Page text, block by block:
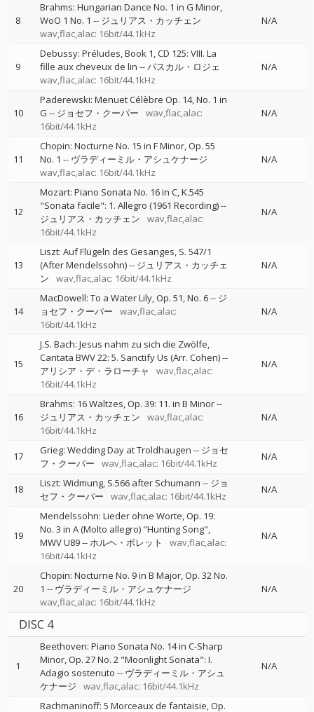
8
Brahms: Hungarian Dance No. 1 in G Minor,
WoO 1 No. 1 -- ジュリアス・カッチェン
wav,flac,alac: 16bit/44.1kHz
N/A
9
Debussy: Préludes, Book 1, CD 125: VIII. La
fille aux cheveux de lin --パスカル・ロジェ
wav,flac,alac: 16bit/44.1kHz
N/A
10
Paderewski: Menuet Célèbre Op. 14, No. 1 in
G -- ジョセフ・クーパー
wav,flac,alac:
16bit/44.1kHz
N/A
11
Chopin: Nocturne No. 15 in F Minor, Op. 55
No. 1 -- ヴラディーミル・アシュケナージ
wav,flac,alac: 16bit/44.1kHz
N/A
12
Mozart: Piano Sonata No. 16 in C, K.545
"Sonata facile": 1. Allegro (1961 Recording)--
ジュリアス・カッチェン
wav,flac,alac:
16bit/44.1kHz
N/A
13
Liszt: Auf Flügeln des Gesanges, S. 547/1
(After Mendelssohn)-- ジュリアス・カッチェ
ン
wav,flac,alac: 16bit/44.1kHz
N/A
14
MacDowell: To a Water Lily, Op. 51, No. 6-- ジ
ョセフ・クーパー
wav,flac,alac:
16bit/44.1kHz
N/A
15
J.S. Bach: Jesus nahm zu sich die Zwölfe,
Cantata BWV 22: 5. Sanctify Us (Arr. Cohen)--
アリシア・デ・ラローチャ
wav,flac,alac:
16bit/44.1kHz
N/A
16
Brahms: 16 Waltzes, Op. 39: 11. in B Minor--
ジュリアス・カッチェン
wav,flac,alac:
16bit/44.1kHz
N/A
17 Grieg: Wedding Day at Troldhaugen -- ジョセ
フ・クーパー
wav,flac,alac: 16bit/44.1kHz
N/A
18 Liszt: Widmung, S.566 after Schumann -- ジョ
セフ・クーパー
wav,flac,alac: 16bit/44.1kHz
N/A
19
Mendelssohn: Lieder ohne Worte, Op. 19:
No. 3 in A (Molto allegro) "Hunting Song",
MWV U89--ホルヘ・ボレット
wav,flac,alac:
16bit/44.1kHz
N/A
20
Chopin: Nocturne No. 9 in B Major, Op. 32 No.
1 -- ヴラディーミル・アシュケナージ
wav,flac,alac: 16bit/44.1kHz
N/A
DISC 4
1
Beethoven: Piano Sonata No. 14 in C-Sharp
Minor, Op. 27 No. 2 "Moonlight Sonata": I.
Adagio sostenuto -- ヴラディーミル・アシュ
ケナージ
wav,flac,alac: 16bit/44.1kHz
N/A
Rachmaninoff: 5 Morceaux de fantaisie, Op.